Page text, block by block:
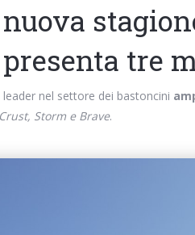
presenta tre
nel settore dei bastoncini
Crust, Storm e Brave.